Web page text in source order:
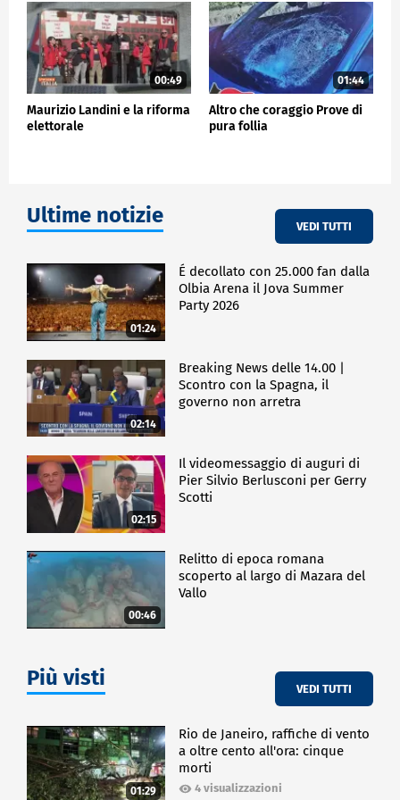
00:49
Maurizio Landini e la riforma
elettorale
01:44
Altro che coraggio Prove di
pura follia
Ultime notizie VEDI TUTTI
01:24
É decollato con 25.000 fan dalla
Olbia Arena il Jova Summer
Party 2026
02:14
Breaking News delle 14.00 |
Scontro con la Spagna, il
governo non arretra
02:15
Il videomessaggio di auguri di
Pier Silvio Berlusconi per Gerry
Scotti
00:46
Relitto di epoca romana
scoperto al largo di Mazara del
Vallo
Più visti VEDI TUTTI
01:29
Rio de Janeiro, raffiche di vento
a oltre cento all'ora: cinque
morti
4 visualizzazioni